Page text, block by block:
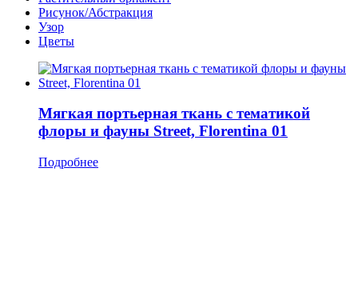
Рисунок/Абстракция
Узор
Цветы
Мягкая портьерная ткань с тематикой
флоры и фауны Street, Florentina 01
Подробнее